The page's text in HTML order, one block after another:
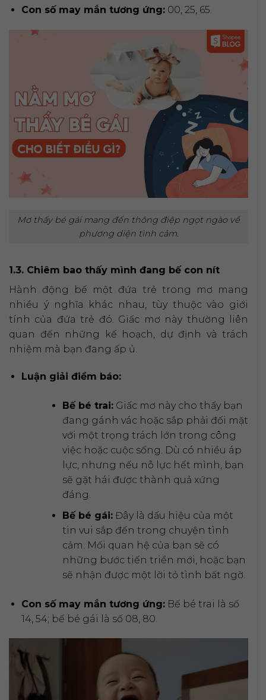
Con số may mắn tương ứng:00, 25, 65.
Mơ thấy bé gái mang đến thông điệp ngọt ngào về
phương diện tình cảm.
1.3. Chiêm bao thấy mình đang bế con nít
Hành động bế một đứa trẻ trong mơ mang
nhiều ý nghĩa khác nhau, tùy thuộc vào giới
tính của đứa trẻ đó. Giấc mơ này thường liên
quan đến những kế hoạch, dự định và trách
nhiệm mà bạn đang ấp ủ.
Luận giải điềm báo:
Bế bé trai:Giấc mơ này cho thấy bạn
đang gánh vác hoặc sắp phải đối mặt
với một trọng trách lớn trong công
việc hoặc cuộc sống. Dù có nhiều áp
lực, nhưng nếu nỗ lực hết mình, bạn
sẽ gặt hái được thành quả xứng
đáng.
Bế bé gái:Đây là dấu hiệu của một
tin vui sắp đến trong chuyện tình
cảm. Mối quan hệ của bạn sẽ có
những bước tiến triển mới, hoặc bạn
sẽ nhận được một lời tỏ tình bất ngờ.
Con số may mắn tương ứng:Bế bé trai là số
14, 54; bế bé gái là số 08, 80.